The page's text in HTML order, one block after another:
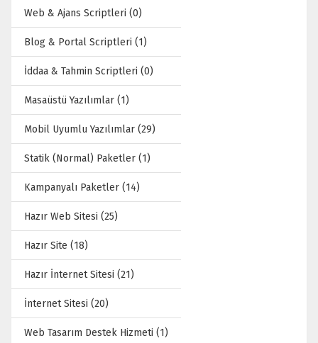
Web & Ajans Scriptleri (0)
Blog & Portal Scriptleri (1)
İddaa & Tahmin Scriptleri (0)
Masaüstü Yazılımlar (1)
Mobil Uyumlu Yazılımlar (29)
Statik (Normal) Paketler (1)
Kampanyalı Paketler (14)
Hazır Web Sitesi (25)
Hazır Site (18)
Hazır İnternet Sitesi (21)
İnternet Sitesi (20)
Web Tasarım Destek Hizmeti (1)